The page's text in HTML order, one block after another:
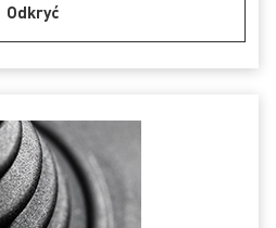
Odkryć